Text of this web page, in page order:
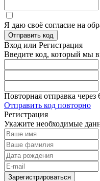
Я даю своё согласие на
Отправить код
Вход или Регистрация
Введите код, который мы
Повторная отправка через
Отправить код повторно
Регистрация
Укажите необходимые
Зарегистрироваться